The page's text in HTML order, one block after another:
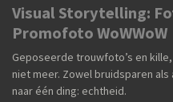
Visual Storytelling:
Promofoto WoWWoW
Geposeerde trouwfoto’s en
niet meer. Zowel bruidsparen
naar één ding: echtheid.